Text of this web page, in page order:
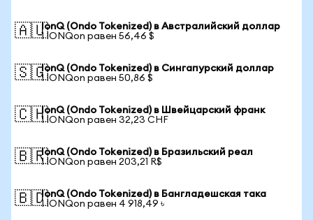
🇦🇺IonQ (Ondo Tokenized) в Австралийский доллар
1 IONQon равен 56,46 $
🇸🇬IonQ (Ondo Tokenized) в Сингапурский доллар
1 IONQon равен 50,86 $
🇨🇭IonQ (Ondo Tokenized) в Швейцарский франк
1 IONQon равен 32,23 CHF
🇧🇷IonQ (Ondo Tokenized) в Бразильский реал
1 IONQon равен 203,21 R$
🇧🇩IonQ (Ondo Tokenized) в Бангладешская така
1 IONQon равен 4 918,49 ৳